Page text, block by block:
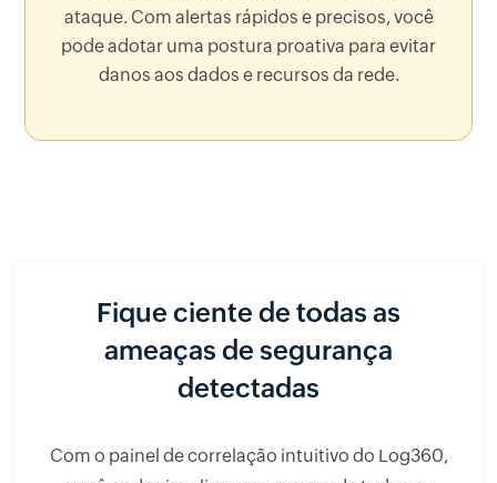
ataque. Com alertas rápidos e precisos, você
pode adotar uma postura proativa para evitar
danos aos dados e recursos da rede.
Fique ciente de todas as
ameaças de segurança
detectadas
Com o painel de correlação intuitivo do Log360,